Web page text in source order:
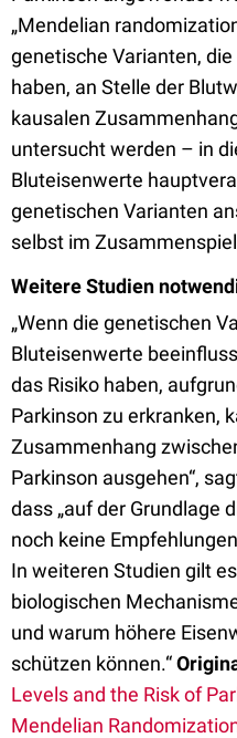
„Mendelian
genetische Varianten,
haben, an Stelle der
kausalen
untersucht werden – in
Bluteisenwerte
genetischen Varianten
selbst im
Weitere Studien
„Wenn die genetischen
Bluteisenwerte
das Risiko haben,
Parkinson zu erkranken,
Zusammenhang
Parkinson ausgehen“,
dass „auf der Grundlage
noch keine
In weiteren Studien gilt
biologischen
und warum höhere
schützen können.“
Levels and the Risk of
Mendelian